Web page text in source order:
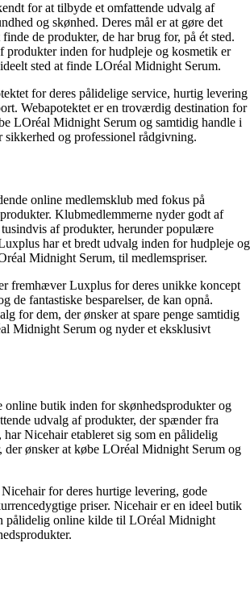
for at tilbyde et omfattende udvalg af
og skønhed. Deres mål er at gøre det
de produkter, de har brug for, på ét sted.
produkter inden for hudpleje og kosmetik er
sted at finde LOréal Midnight Serum.
for deres pålidelige service, hurtig levering
Webapotektet er en troværdig destination for
LOréal Midnight Serum og samtidig handle i
og professionel rådgivning.
online medlemsklub med fokus på
Klubmedlemmerne nyder godt af
af produkter, herunder populære
har et bredt udvalg inden for hudpleje og
Midnight Serum, til medlemspriser.
fremhæver Luxplus for deres unikke koncept
de fantastiske besparelser, de kan opnå.
for dem, der ønsker at spare penge samtidig
Midnight Serum og nyder et eksklusivt
online butik inden for skønhedsprodukter og
udvalg af produkter, der spænder fra
Nicehair etableret sig som en pålidelig
der ønsker at købe LOréal Midnight Serum og
for deres hurtige levering, gode
priser. Nicehair er en ideel butik
pålidelig online kilde til LOréal Midnight